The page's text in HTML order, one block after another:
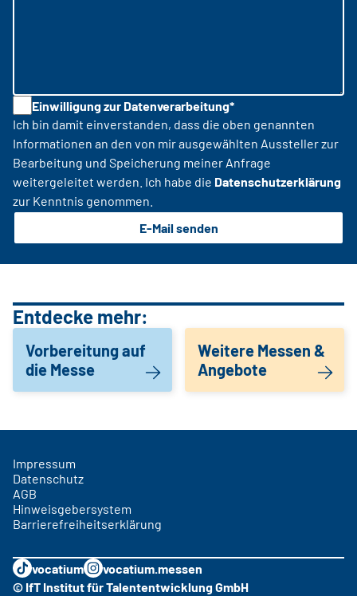
Einwilligung zur Datenverarbeitung*
Ich bin damit einverstanden, dass die oben genannten
Informationen an den von mir ausgewählten Aussteller zur
Bearbeitung und Speicherung meiner Anfrage
weitergeleitet werden. Ich habe die Datenschutzerklärung
zur Kenntnis genommen.
E-Mail senden
Entdecke mehr:
Vorbereitung auf
die Messe
Weitere Messen &
Angebote
Impressum
Datenschutz
AGB
Hinweisgebersystem
Barrierefreiheitserklärung
vocatium
vocatium.messen
© IfT Institut für Talententwicklung GmbH